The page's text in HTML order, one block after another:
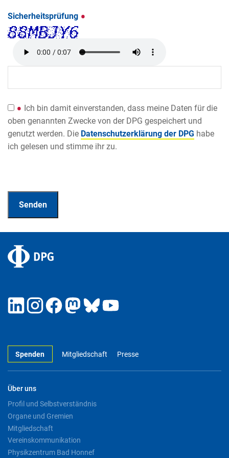
Sicherheitsprüfung
Ich bin damit einverstanden, dass meine Daten für die
oben genannten Zwecke von der DPG gespeichert und
genutzt werden. Die Datenschutzerklärung der DPG habe
ich gelesen und stimme ihr zu.
Spenden Mitgliedschaft Presse
Über uns
Profil und Selbstverständnis
Organe und Gremien
Mitgliedschaft
Vereinskommunikation
Physikzentrum Bad Honnef